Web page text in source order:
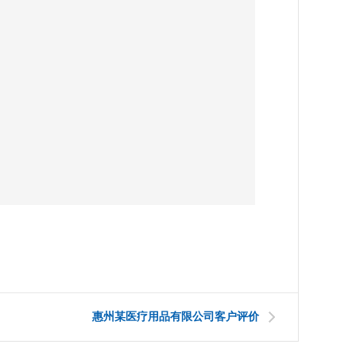
惠州某医疗用品有限公司客户评价